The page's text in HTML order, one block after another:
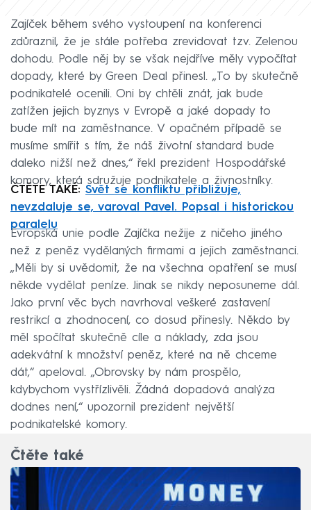
Zajíček během svého vystoupení na konferenci
zdůraznil, že je stále potřeba zrevidovat tzv. Zelenou
dohodu. Podle něj by se však nejdříve měly vypočítat
dopady, které by Green Deal přinesl. „To by skutečně
podnikatelé ocenili. Oni by chtěli znát, jak bude
zatížen jejich byznys v Evropě a jaké dopady to
bude mít na zaměstnance. V opačném případě se
musíme smířit s tím, že náš životní standard bude
daleko nižší než dnes,“ řekl prezident Hospodářské
komory, která sdružuje podnikatele a živnostníky.
ČTĚTE TAKÉ: Svět se konfliktu přibližuje,
nevzdaluje se, varoval Pavel. Popsal i historickou
paralelu
Evropská unie podle Zajíčka nežije z ničeho jiného
než z peněz vydělaných firmami a jejich zaměstnanci.
„Měli by si uvědomit, že na všechna opatření se musí
někde vydělat peníze. Jinak se nikdy neposuneme dál.
Jako první věc bych navrhoval veškeré zastavení
restrikcí a zhodnocení, co dosud přinesly. Někdo by
měl spočítat skutečně cíle a náklady, zda jsou
adekvátní k množství peněz, které na ně chceme
dát,“ apeloval. „Obrovsky by nám prospělo,
kdybychom vystřízlivěli. Žádná dopadová analýza
dodnes není,“ upozornil prezident největší
podnikatelské komory.
Čtěte také